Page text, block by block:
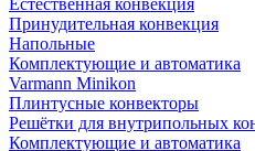
Естественная конвекция
Принудительная конвекция
Напольные
Комплектующие и автоматика
Varmann Minikon
Плинтусные конвекторы
Решётки для внутрипольных
Комплектующие и автоматика